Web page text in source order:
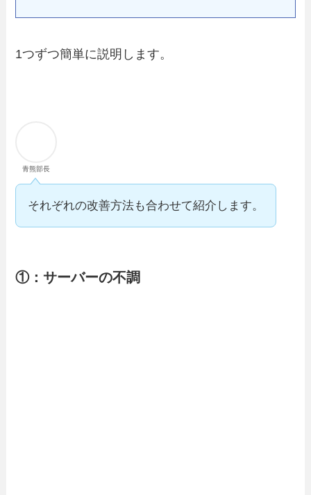
1つずつ簡単に説明します。
青熊部長
それぞれの改善方法も合わせて紹介します。
①：サーバーの不調